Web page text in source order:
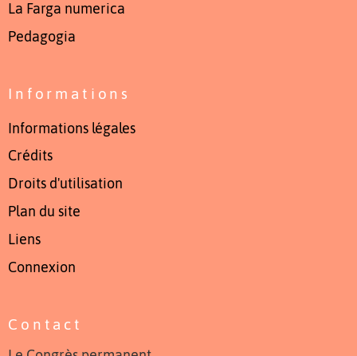
La Farga numerica
Pedagogia
Informations
Informations légales
Crédits
Droits d'utilisation
Plan du site
Liens
Connexion
Contact